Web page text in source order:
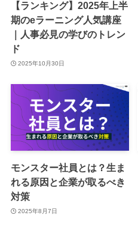
【ランキング】2025年上半
期のeラーニング人気講座
｜人事必見の学びのトレン
ド
2025年10月30日
モンスター社員とは？生ま
れる原因と企業が取るべき
対策
2025年8月7日